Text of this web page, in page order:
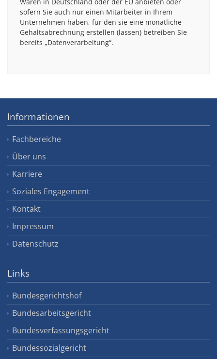
sofern Sie auch nur einen Mitarbeiter in Ihrem
Unternehmen haben, für den sie eine monatliche
Gehaltsabrechnung erstellen (lassen) betreiben Sie
bereits „Datenverarbeitung“.
Informationen
Fachbereiche
Über uns
Karriere
Soziales Engagement
Kontakt
Impressum
Datenschutz
Links
Bundesgerichtshof
Bundesarbeitsgericht
Bundesverfassungsgericht
Bundessozialgericht